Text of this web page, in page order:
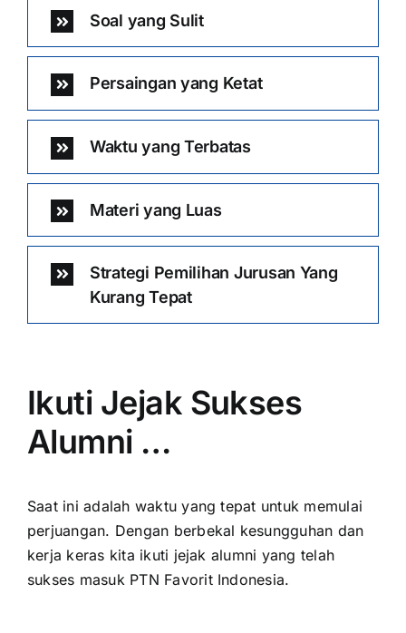
Soal yang Sulit
Persaingan yang Ketat
Waktu yang Terbatas
Materi yang Luas
Strategi Pemilihan Jurusan Yang
Kurang Tepat
Ikuti Jejak Sukses
Alumni …
Saat ini adalah waktu yang tepat untuk memulai
perjuangan. Dengan berbekal kesungguhan dan
kerja keras kita ikuti jejak alumni yang telah
sukses masuk PTN Favorit Indonesia.